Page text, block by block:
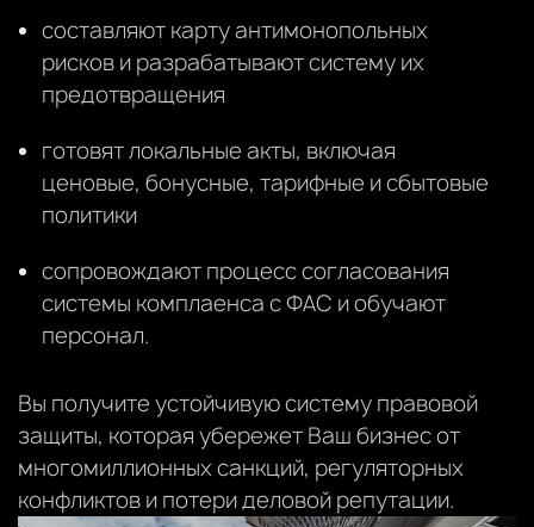
составляют карту антимонопольных
рисков и разрабатывают систему их
предотвращения
готовят локальные акты, включая
ценовые, бонусные, тарифные и сбытовые
политики
сопровождают процесс согласования
системы комплаенса с ФАС и обучают
персонал.
Вы получите устойчивую систему правовой
защиты, которая убережет Ваш бизнес от
многомиллионных санкций, регуляторных
конфликтов и потери деловой репутации.